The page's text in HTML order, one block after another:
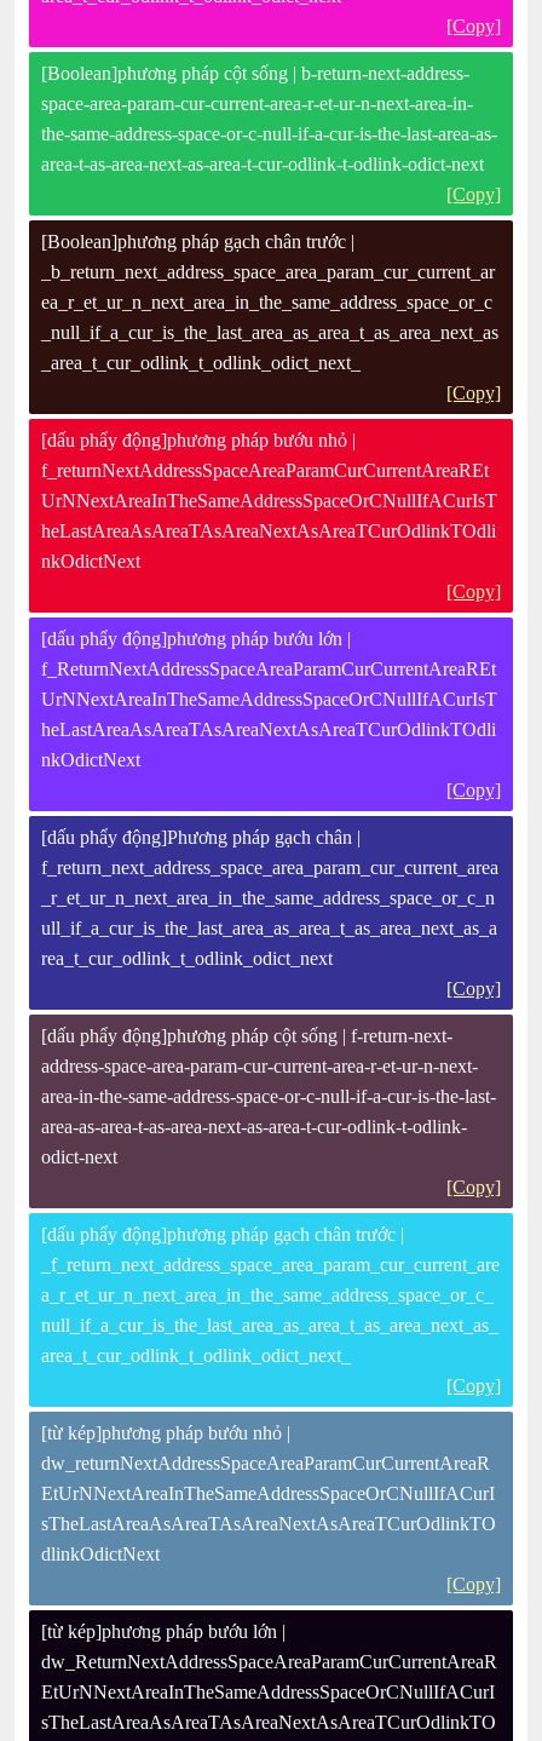
[Copy]
[Boolean]phương pháp cột sống | b-return-next-address-
space-area-param-cur-current-area-r-et-ur-n-next-area-in-
the-same-address-space-or-c-null-if-a-cur-is-the-last-area-as-
area-t-as-area-next-as-area-t-cur-odlink-t-odlink-odict-next
[Copy]
[Boolean]phương pháp gạch chân trước |
_b_return_next_address_space_area_param_cur_current_ar
ea_r_et_ur_n_next_area_in_the_same_address_space_or_c
_null_if_a_cur_is_the_last_area_as_area_t_as_area_next_as
_area_t_cur_odlink_t_odlink_odict_next_
[Copy]
[dấu phẩy động]phương pháp bướu nhỏ |
f_returnNextAddressSpaceAreaParamCurCurrentAreaREt
UrNNextAreaInTheSameAddressSpaceOrCNullIfACurIsT
heLastAreaAsAreaTAsAreaNextAsAreaTCurOdlinkTOdli
nkOdictNext
[Copy]
[dấu phẩy động]phương pháp bướu lớn |
f_ReturnNextAddressSpaceAreaParamCurCurrentAreaREt
UrNNextAreaInTheSameAddressSpaceOrCNullIfACurIsT
heLastAreaAsAreaTAsAreaNextAsAreaTCurOdlinkTOdli
nkOdictNext
[Copy]
[dấu phẩy động]Phương pháp gạch chân |
f_return_next_address_space_area_param_cur_current_area
_r_et_ur_n_next_area_in_the_same_address_space_or_c_n
ull_if_a_cur_is_the_last_area_as_area_t_as_area_next_as_a
rea_t_cur_odlink_t_odlink_odict_next
[Copy]
[dấu phẩy động]phương pháp cột sống | f-return-next-
address-space-area-param-cur-current-area-r-et-ur-n-next-
area-in-the-same-address-space-or-c-null-if-a-cur-is-the-last-
area-as-area-t-as-area-next-as-area-t-cur-odlink-t-odlink-
odict-next
[Copy]
[dấu phẩy động]phương pháp gạch chân trước |
_f_return_next_address_space_area_param_cur_current_are
a_r_et_ur_n_next_area_in_the_same_address_space_or_c_
null_if_a_cur_is_the_last_area_as_area_t_as_area_next_as_
area_t_cur_odlink_t_odlink_odict_next_
[Copy]
[từ kép]phương pháp bướu nhỏ |
dw_returnNextAddressSpaceAreaParamCurCurrentAreaR
EtUrNNextAreaInTheSameAddressSpaceOrCNullIfACurI
sTheLastAreaAsAreaTAsAreaNextAsAreaTCurOdlinkTO
dlinkOdictNext
[Copy]
[từ kép]phương pháp bướu lớn |
dw_ReturnNextAddressSpaceAreaParamCurCurrentAreaR
EtUrNNextAreaInTheSameAddressSpaceOrCNullIfACurI
sTheLastAreaAsAreaTAsAreaNextAsAreaTCurOdlinkTO